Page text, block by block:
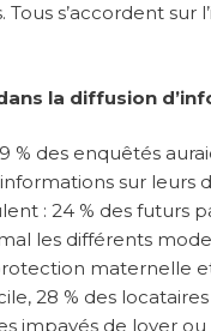
s’accordent sur
la diffusion
% des enquêtés
sur leurs
: 24 % des futurs
les différents
maternelle
28 % des
impayés de loyer